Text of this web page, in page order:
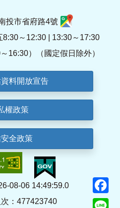
投市省府路4號
8:30～12:30 | 13:30～17:30
16:30）（國定假日除外）
料開放宣告
權政策
全政策
08-06 14:49:59.0
：477423740